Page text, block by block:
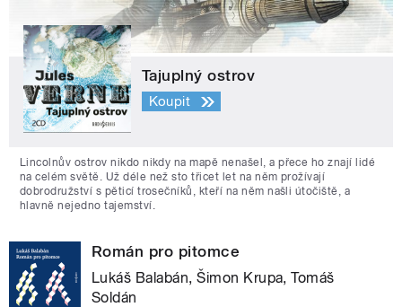
Tajuplný ostrov
Koupit
Lincolnův ostrov nikdo nikdy na mapě nenašel, a přece ho znají lidé
na celém světě. Už déle než sto třicet let na něm prožívají
dobrodružství s pěticí trosečníků, kteří na něm našli útočiště, a
hlavně nejedno tajemství.
Román pro pitomce
Lukáš Balabán, Šimon Krupa, Tomáš
Soldán